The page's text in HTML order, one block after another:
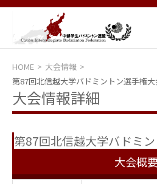
HOME
大会情報
第87回北信越大学バドミントン選手権
大会情報詳細
第87回北信越大学バドミ
大会概